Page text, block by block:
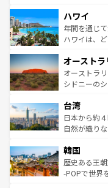
ば市内交通費
着のスイス
のような巨
ンメントが
西部には大
部のニュー
文化が魅力
しみながら
ならではの贅沢な旅
情報はコン
ハワイ
年間を通じ
ハワイは、
ワイ島は見
島だが、静
おすすめ。
れるおもて
人々、おい
ク、伝統的
ワイを、存分に味わっ
はコンテン
オーストラ
オーストラ
シドニーの
リアリーフ
ク）、タス
ど、見どこ
いる。アク
ビング、ハ
い。オース
台湾
日本から約
自然が織り
ン）、静ひ
と山間の静
驚きをもた
韓国
歴史ある王
-POPで世界